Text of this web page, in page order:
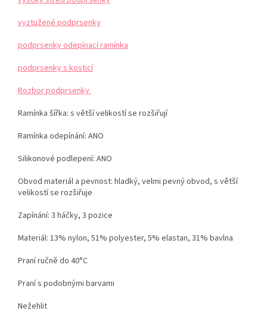
vyztužené podprsenky
podprsenky odepínací ramínka
podprsenky s kosticí
Rozbor podprsenky
Ramínka šířka: s větší velikostí se rozšiřují
Ramínka odepínání: ANO
Silikonové podlepení: ANO
Obvod materiál a pevnost: hladký, velmi pevný obvod, s větší
velikostí se rozšiřuje
Zapínání: 3 háčky, 3 pozice
Materiál: 13% nylon, 51% polyester, 5% elastan, 31% bavlna
Praní ručně do 40°C
Praní s podobnými barvami
Nežehlit